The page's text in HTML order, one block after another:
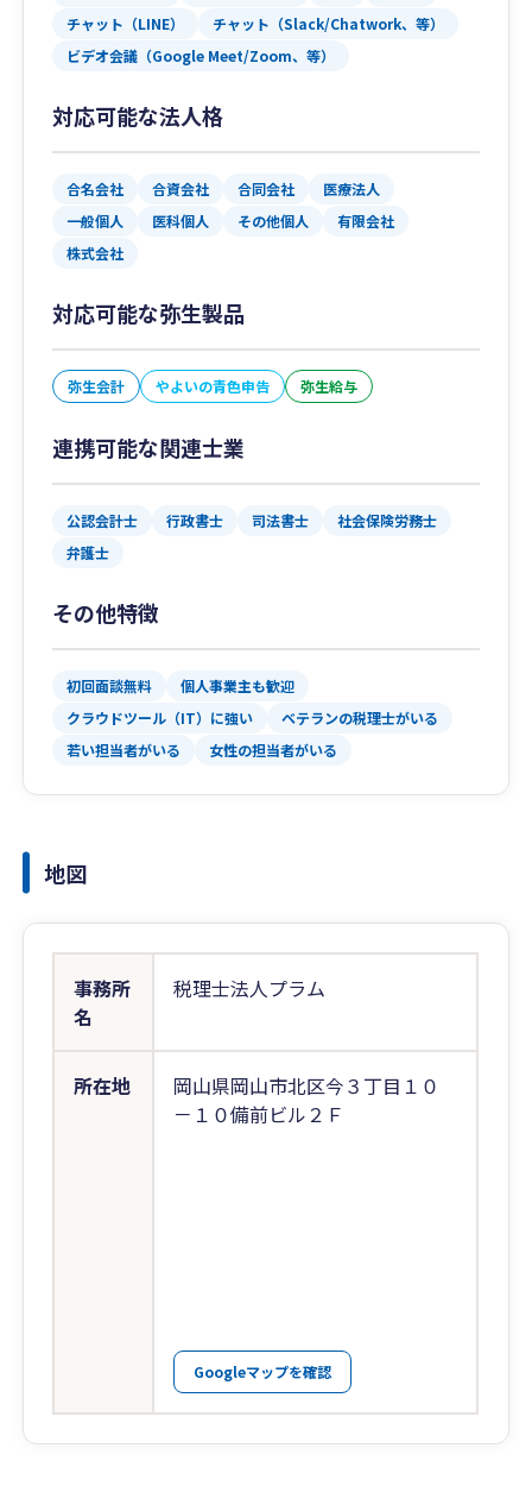
チャット（LINE）
チャット（Slack/Chatwork、等）
ビデオ会議（Google Meet/Zoom、等）
対応可能な法人格
合名会社 合資会社 合同会社
医療法人
一般個人
医科個人 その他個人
有限会社
株式会社
対応可能な弥生製品
弥生会計 やよいの青色申告 弥生給与
連携可能な関連士業
公認会計士 行政書士 司法書士
社会保険労務士
弁護士
その他特徴
初回面談無料
個人事業主も歓迎
クラウドツール（IT）に強い
ベテランの税理士がいる
若い担当者がいる
女性の担当者がいる
地図
事務所
名
税理士法人プラム
所在地
岡山県岡山市北区今３丁目１０
－１０備前ビル２Ｆ
Googleマップを確認